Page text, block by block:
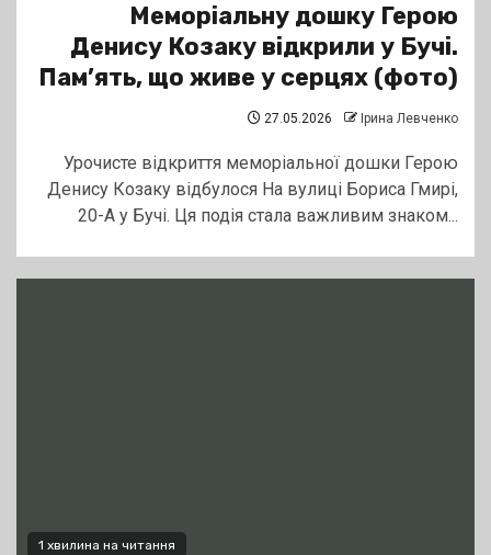
Меморіальну дошку Герою
Денису Козаку відкрили у Бучі.
Пам’ять, що живе у серцях (фото)
27.05.2026 Ірина Левченко
Урочисте відкриття меморіальної дошки Герою
Денису Козаку відбулося На вулиці Бориса Гмирі,
20-А у Бучі. Ця подія стала важливим знаком...
1 хвилина на читання